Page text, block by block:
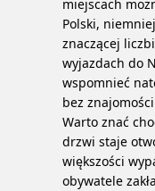
miejscach
Polski,
znaczącej
wyjazdach do
wspomnieć
bez
Warto znać
drzwi staje
większości
obywatele